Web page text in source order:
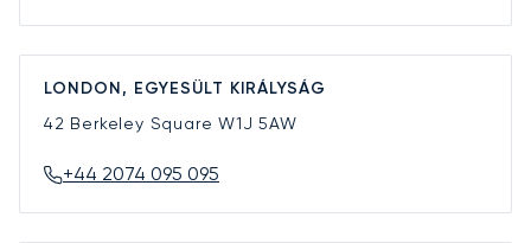
LONDON, EGYESÜLT KIRÁLYSÁG
42 Berkeley SquareW1J 5AW
+44 2074 095 095